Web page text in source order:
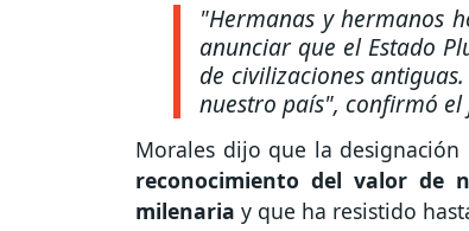
"Hermanas y hermanos
anunciar que el Estado
de civilizaciones
nuestro país", confirmó el
Morales dijo que la
reconocimiento del valor de
milenaria y que ha resistido